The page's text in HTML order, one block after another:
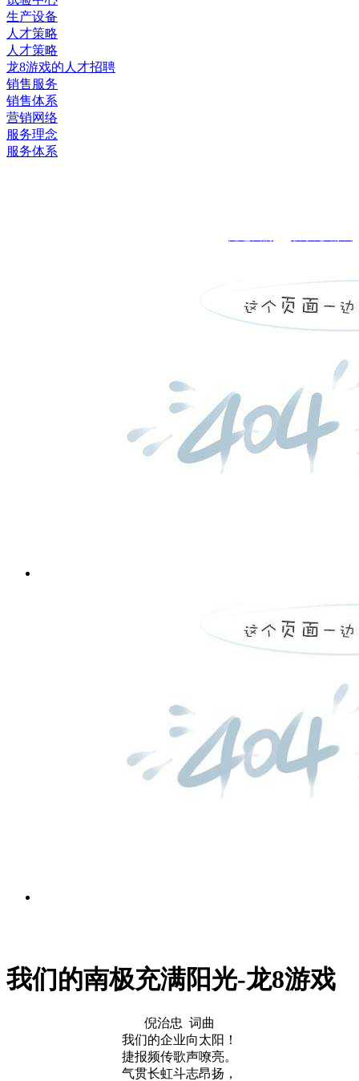
生产设备
人才策略
人才策略
龙8游戏的人才招聘
销售服务
销售体系
营销网络
服务理念
服务体系
我们的南极充满阳光-龙8游戏
倪治忠 词曲
我们的企业向太阳！
捷报频传歌声嘹亮。
气贯长虹斗志昂扬，